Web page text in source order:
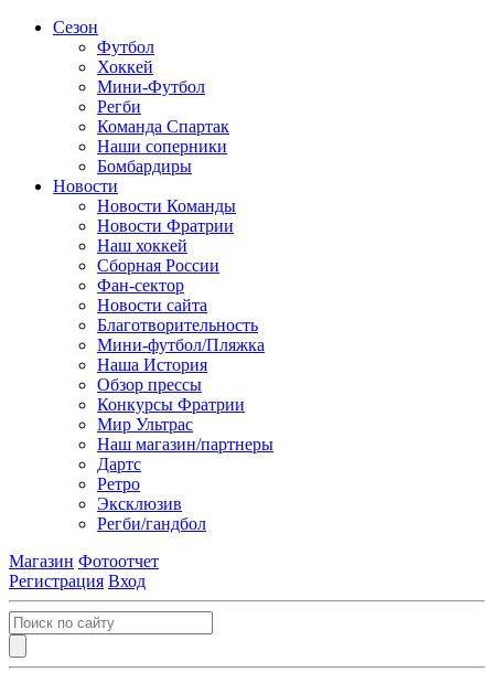
Сезон
Футбол
Хоккей
Мини-Футбол
Регби
Команда Спартак
Наши соперники
Бомбардиры
Новости
Новости Команды
Новости Фратрии
Наш хоккей
Сборная России
Фан-cектор
Новости сайта
Благотворительность
Мини-футбол/Пляжка
Наша История
Обзор прессы
Конкурсы Фратрии
Мир Ультрас
Наш магазин/партнеры
Дартс
Ретро
Эксклюзив
Регби/гандбол
Магазин Фотоотчет
Регистрация Вход